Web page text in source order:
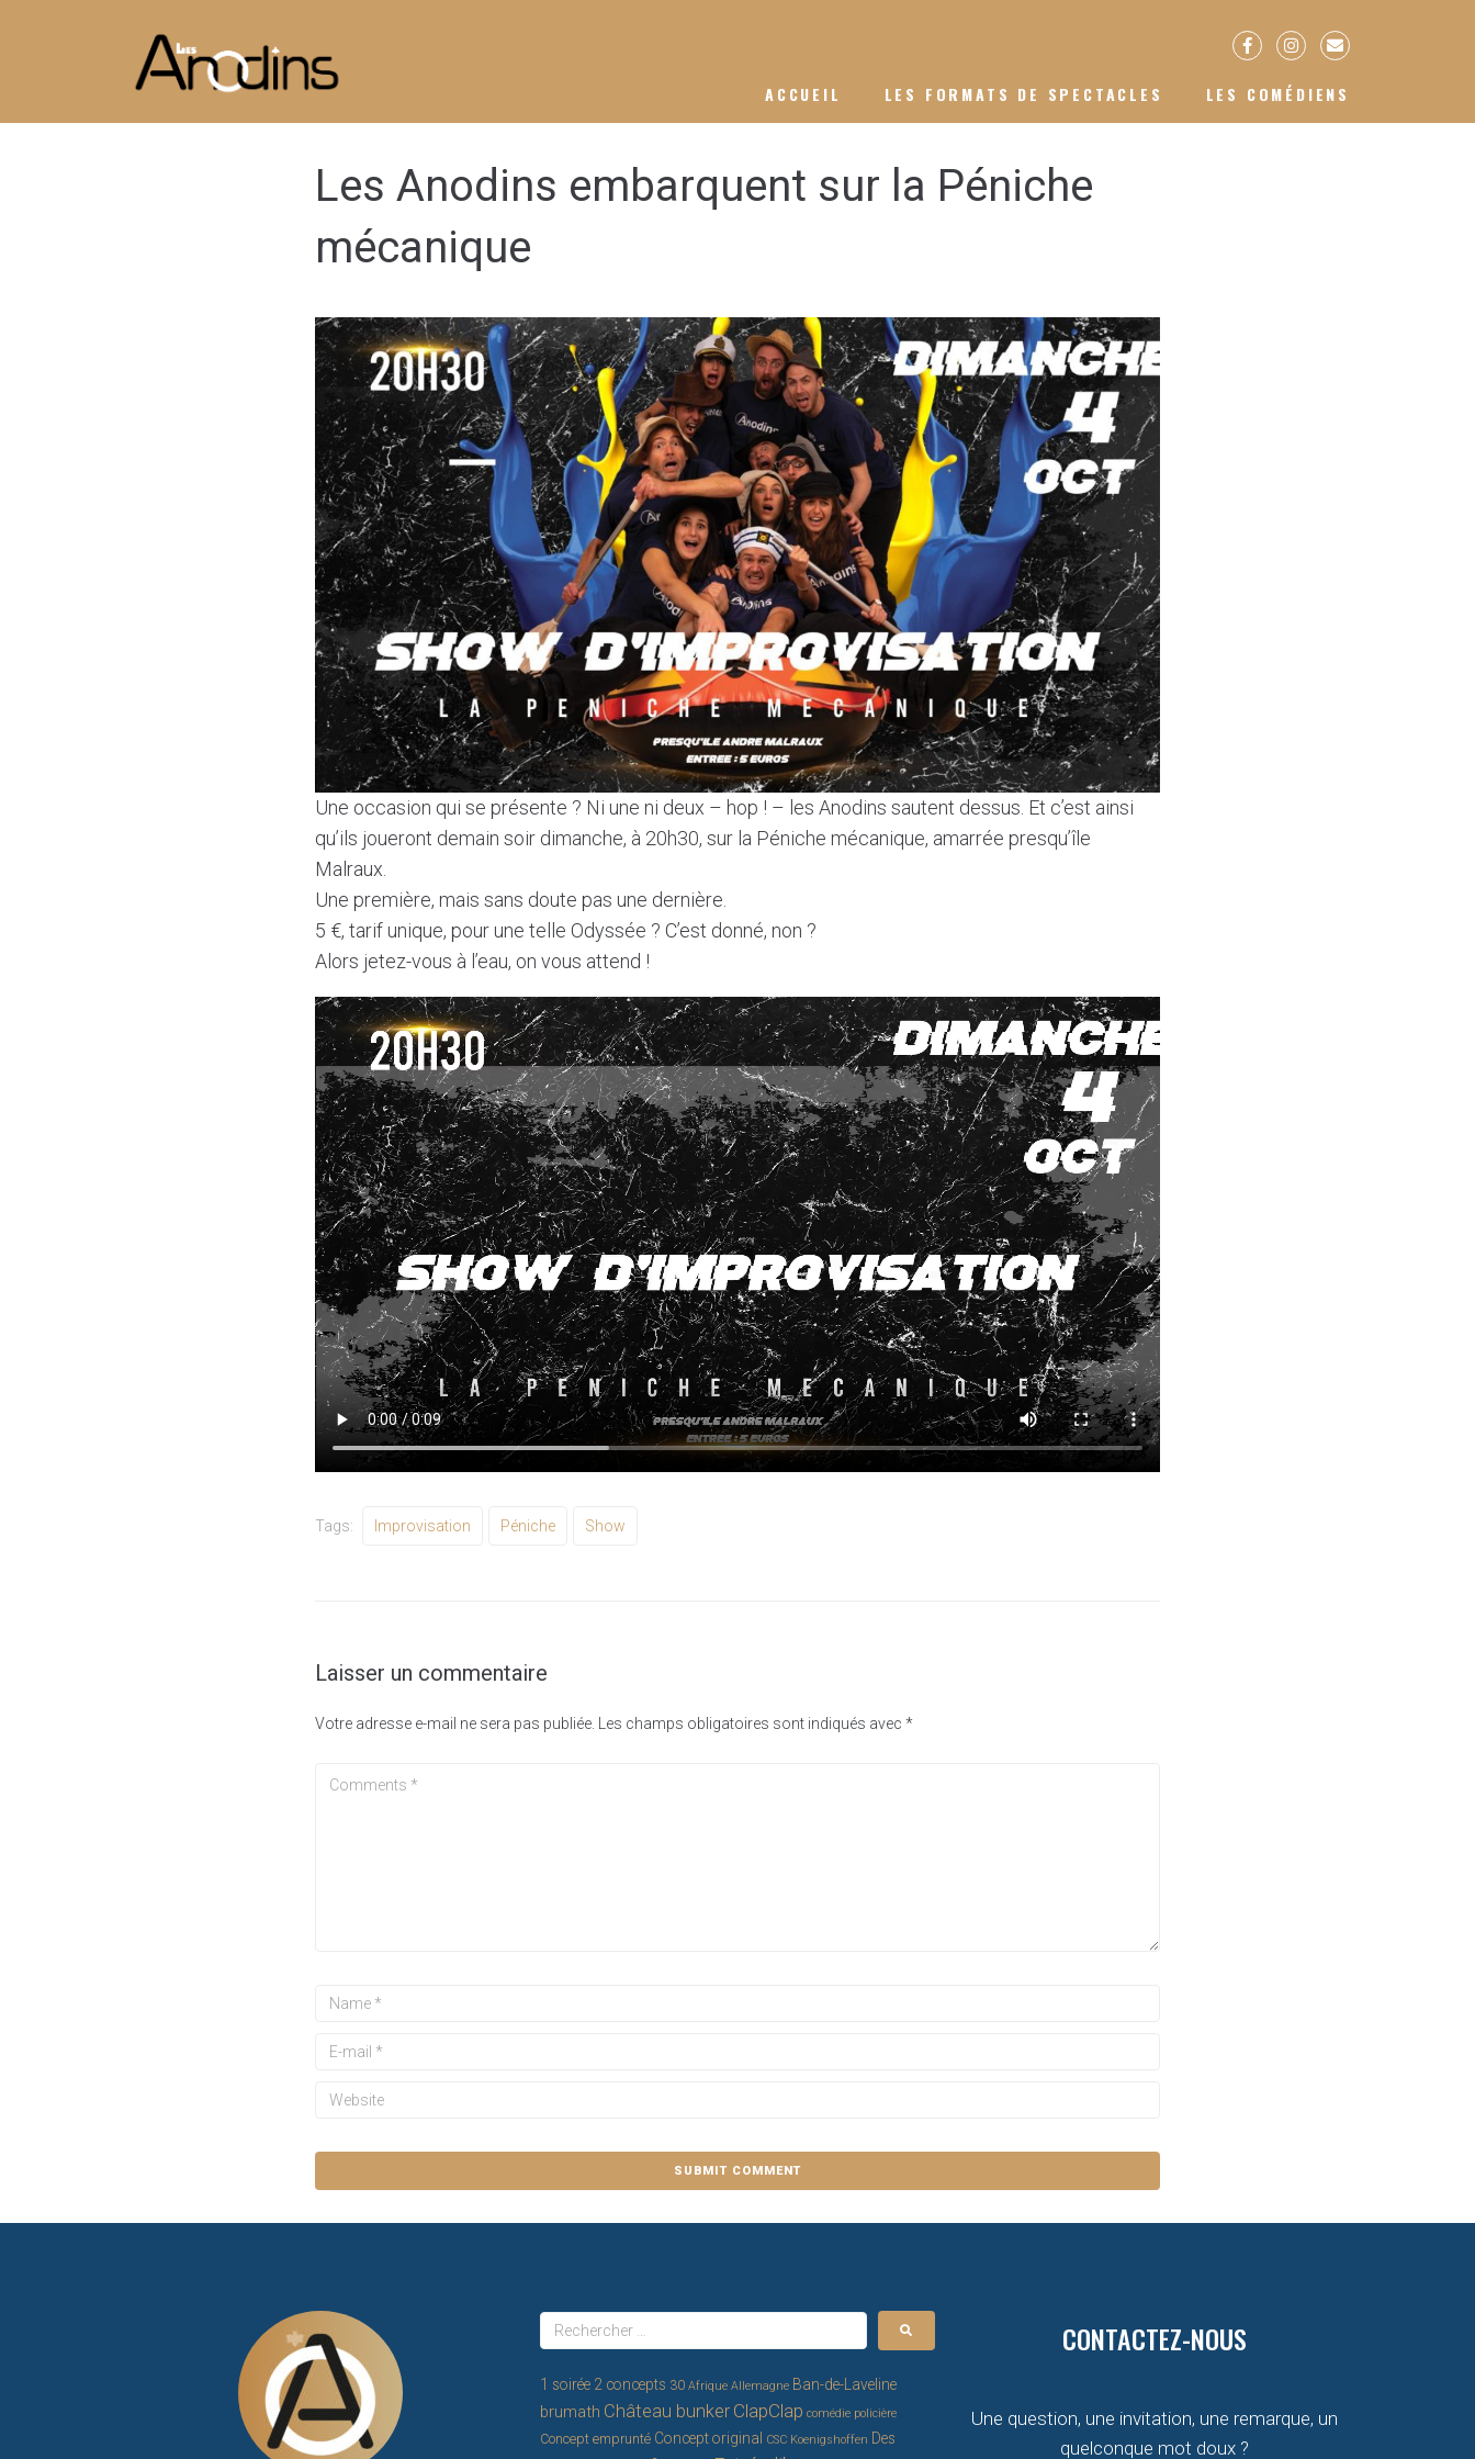
ACCUEIL LES FORMATS DE SPECTACLES LES COMÉDIENS
Les Anodins embarquent sur la Péniche
mécanique
Une occasion qui se présente ? Ni une ni deux – hop ! – les Anodins sautent dessus. Et c’est ainsi
qu’ils joueront demain soir dimanche, à 20h30, sur la Péniche mécanique, amarrée presqu’île
Malraux.
Une première, mais sans doute pas une dernière.
5 €, tarif unique, pour une telle Odyssée ? C’est donné, non ?
Alors jetez-vous à l’eau, on vous attend !
Tags: Improvisation Péniche Show
Laisser un commentaire
Votre adresse e-mail ne sera pas publiée. Les champs obligatoires sont indiqués avec *
1 soirée 2 concepts 30 Afrique Allemagne Ban-de-Laveline
brumath Château bunker ClapClap comédie policière
Concept emprunté Concept original CSC Koenigshoffen Des
CONTACTEZ-NOUS
Une question, une invitation, une remarque, un
quelconque mot doux ?